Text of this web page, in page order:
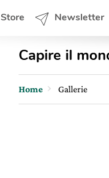
Store Newsletter
Capire il
Home Gallerie